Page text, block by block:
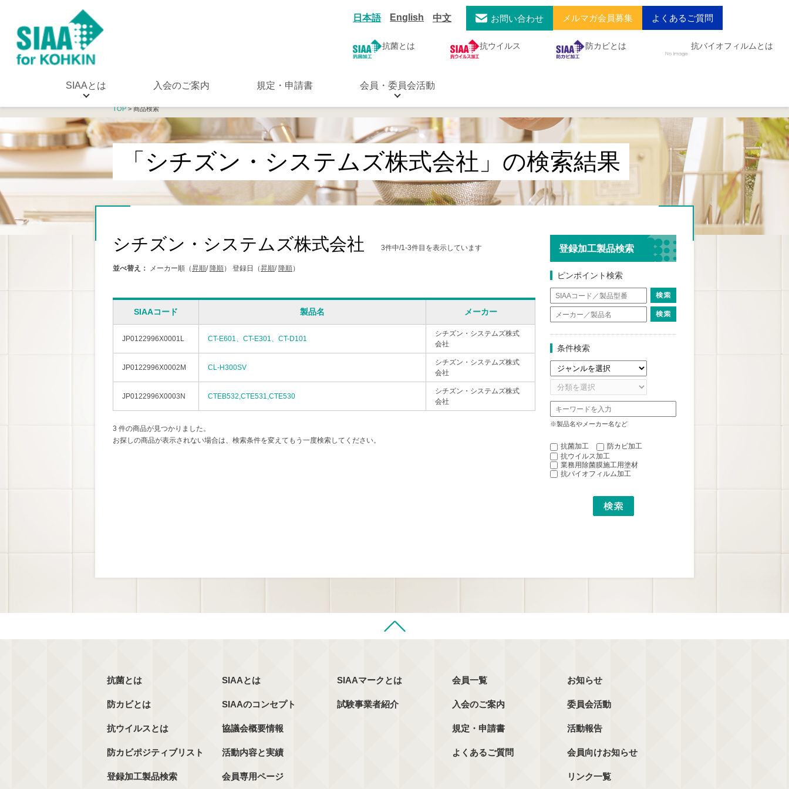
日本語 English 中文 お問い合わせ メルマガ会員募集 よくあるご質問
抗菌とは 抗ウイルス 防カビとは 抗バイオフィルムとは
SIAAとは 入会のご案内 規定・申請書 会員・委員会活動
TOP> 商品検索
「シチズン・システムズ株式会社」の検索結果
シチズン・システムズ株式会社 3件中/1-3件目を表示しています
並べ替え： メーカー順（昇順/ 降順） 登録日（昇順/ 降順）
SIAAコード 製品名 メーカー
JP0122996X0001L CT-E601、CT-E301、CT-D101
シチズン・システムズ株式
会社
JP0122996X0002M CL-H300SV
シチズン・システムズ株式
会社
JP0122996X0003N CTEB532,CTE531,CTE530
シチズン・システムズ株式
会社
3 件の商品が見つかりました。
お探しの商品が表示されない場合は、検索条件を変えてもう一度検索してください。
登録加工製品検索
ピンポイント検索
条件検索
※製品名やメーカー名など
抗菌加工
防カビ加工
抗ウイルス加工
業務用除菌膜施工用塗材
抗バイオフィルム加工
抗菌とは
防カビとは
抗ウイルスとは
防カビポジティブリスト
登録加工製品検索
SIAAとは
SIAAのコンセプト
協議会概要情報
活動内容と実績
会員専用ページ
SIAAマークとは
試験事業者紹介
会員一覧
入会のご案内
規定・申請書
よくあるご質問
お知らせ
委員会活動
活動報告
会員向けお知らせ
リンク一覧